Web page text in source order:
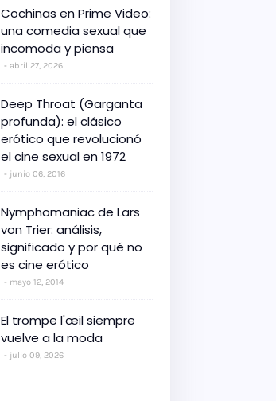
Cochinas en Prime Video:
una comedia sexual que
incomoda y piensa
abril 27, 2026
Deep Throat (Garganta
profunda): el clásico
erótico que revolucionó
el cine sexual en 1972
junio 06, 2016
Nymphomaniac de Lars
von Trier: análisis,
significado y por qué no
es cine erótico
mayo 12, 2014
El trompe l'œil siempre
vuelve a la moda
julio 09, 2026